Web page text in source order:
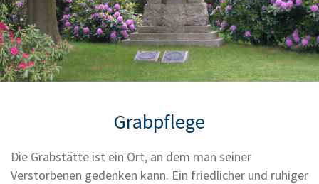
Grabpflege
Die Grabstätte ist ein Ort, an dem man seiner
Verstorbenen gedenken kann. Ein friedlicher und ruhiger